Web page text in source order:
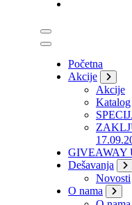
Početna
Akcije
Akcije
Katalog
GIVEAWAY
Dešavanja
Novosti
O nama